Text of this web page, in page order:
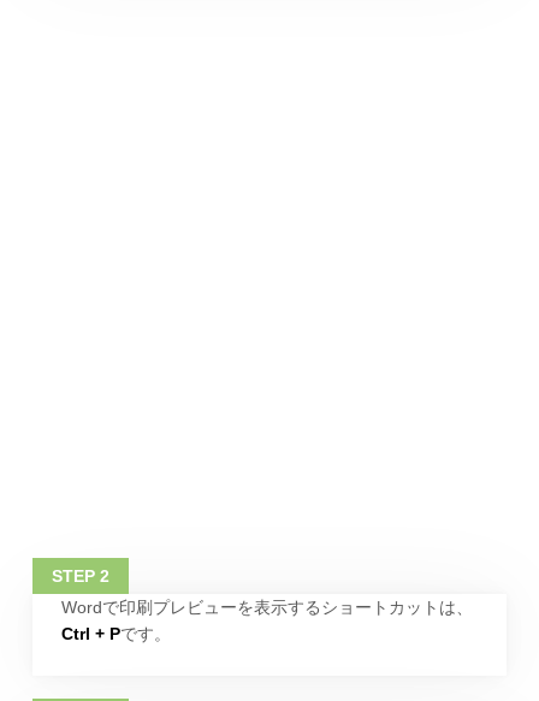
Wordで印刷プレビューを表示するショートカットは、
Ctrl + Pです。